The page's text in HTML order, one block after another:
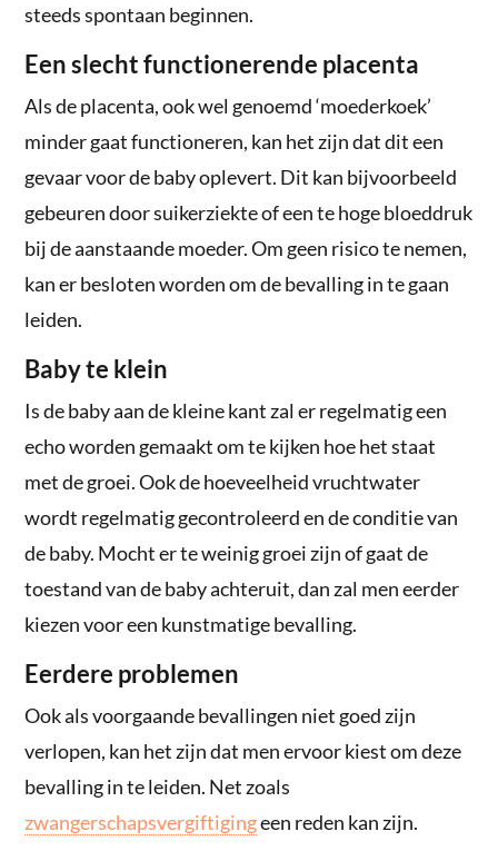
steeds spontaan beginnen.
Een slecht functionerende placenta
Als de placenta, ook wel genoemd ‘moederkoek’
minder gaat functioneren, kan het zijn dat dit een
gevaar voor de baby oplevert. Dit kan bijvoorbeeld
gebeuren door suikerziekte of een te hoge bloeddruk
bij de aanstaande moeder. Om geen risico te nemen,
kan er besloten worden om de bevalling in te gaan
leiden.
Baby te klein
Is de baby aan de kleine kant zal er regelmatig een
echo worden gemaakt om te kijken hoe het staat
met de groei. Ook de hoeveelheid vruchtwater
wordt regelmatig gecontroleerd en de conditie van
de baby. Mocht er te weinig groei zijn of gaat de
toestand van de baby achteruit, dan zal men eerder
kiezen voor een kunstmatige bevalling.
Eerdere problemen
Ook als voorgaande bevallingen niet goed zijn
verlopen, kan het zijn dat men ervoor kiest om deze
bevalling in te leiden. Net zoals
zwangerschapsvergiftigingeen reden kan zijn.